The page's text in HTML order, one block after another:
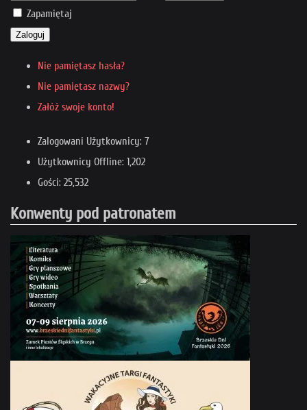
Zapamiętaj
Zaloguj
Nie pamiętasz hasła?
Nie pamiętasz nazwy?
Załóż swoje konto!
Zalogowani Użytkownicy: 7
Użytkownicy Offline: 1,202
Gości: 25,532
Konwenty pod patronatem